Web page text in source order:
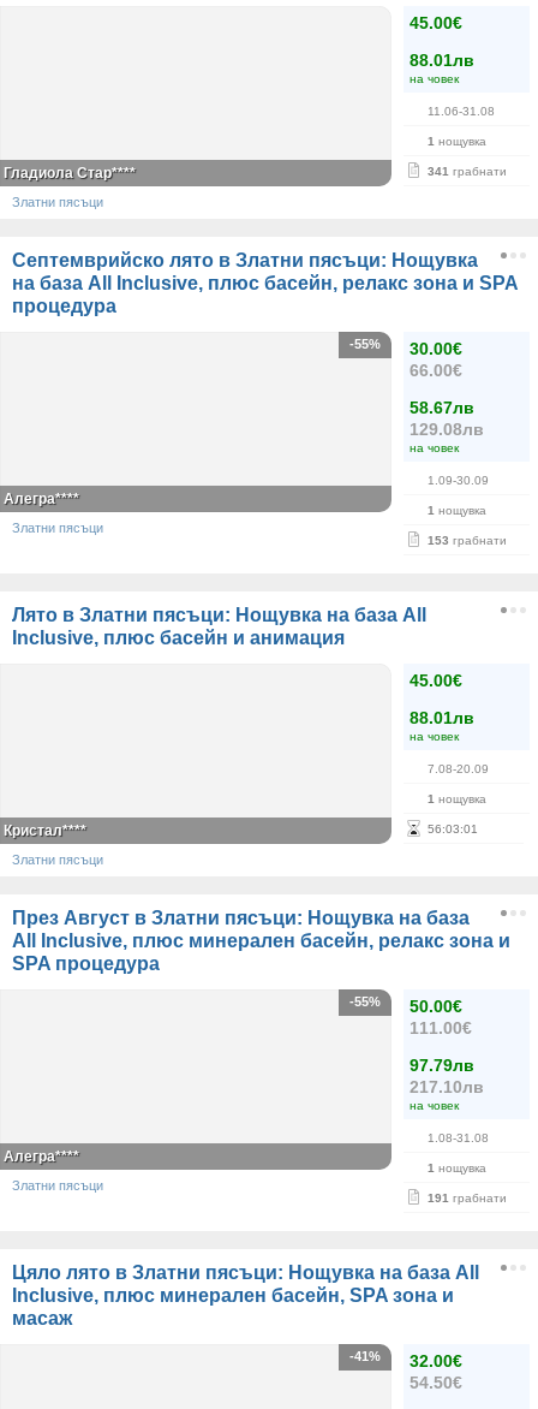
45.00€
88.01лв
на човек
11.06-31.08
1 нощувка
341 грабнати
Гладиола Стар****
Златни пясъци
Септемврийско лято в Златни пясъци: Нощувка
на база All Inclusive, плюс басейн, релакс зона и SPA
процедура
30.00€
66.00€
58.67лв
129.08лв
на човек
1.09-30.09
1 нощувка
153 грабнати
-55%
Алегра****
Златни пясъци
Лято в Златни пясъци: Нощувка на база All
Inclusive, плюс басейн и анимация
45.00€
88.01лв
на човек
7.08-20.09
1 нощувка
56:03:01
Кристал****
Златни пясъци
През Август в Златни пясъци: Нощувка на база
All Inclusive, плюс минерален басейн, релакс зона и
SPA процедура
50.00€
111.00€
97.79лв
217.10лв
на човек
1.08-31.08
1 нощувка
191 грабнати
-55%
Алегра****
Златни пясъци
Цяло лято в Златни пясъци: Нощувка на база All
Inclusive, плюс минерален басейн, SPA зона и
масаж
32.00€
54.50€
-41%